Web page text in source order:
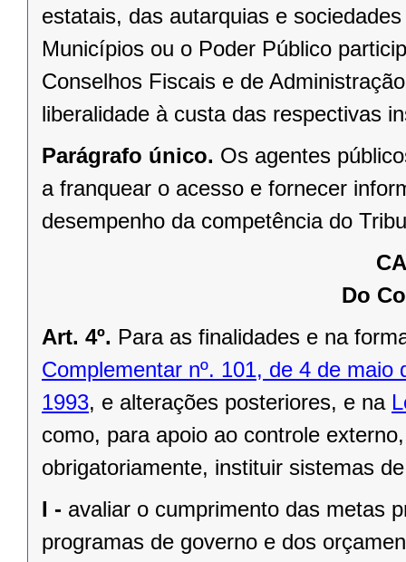
estatais, das autarquias e
Municípios ou o Poder Público
Conselhos Fiscais e de
liberalidade à custa das respectivas
Parágrafo único. Os agentes
a franquear o acesso e fornecer
desempenho da competência do
Do
Art. 4º. Para as finalidades e na
Complementar nº. 101, de 4 de maio
1993, e alterações posteriores, e na
como, para apoio ao controle
obrigatoriamente, instituir sistemas
I - avaliar o cumprimento das metas
programas de governo e dos